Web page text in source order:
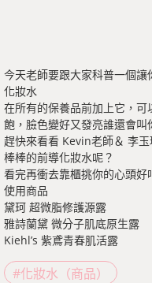
今天老師要跟大家科普一個讓
化妝水
在所有的保養品前加上它，
飽，臉色變好又發亮誰還會叫
趕快來看看 Kevin老師＆ 李
棒棒的前導化妝水呢？
看完再衝去靠櫃挑你的心頭好
使用商品
黛珂 超微脂修護源露
雅詩蘭黛 微分子肌底原生露
Kiehl’s 紫鳶青春肌活露
#化妝水（商品）